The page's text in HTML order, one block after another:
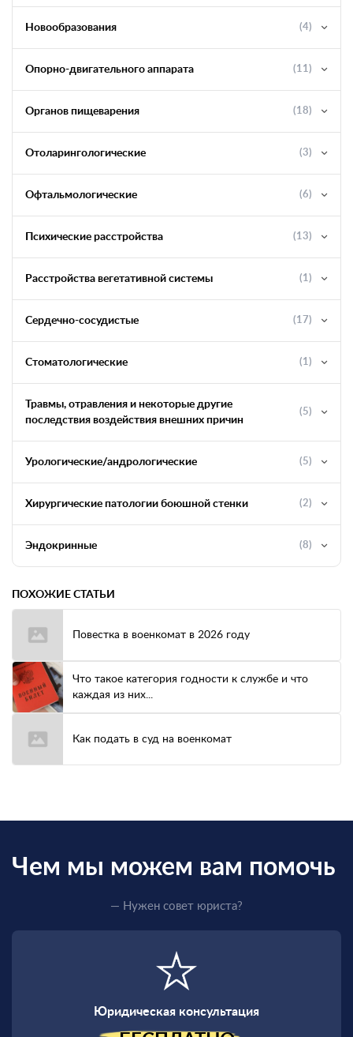
Новообразования (4)
Опорно-двигательного аппарата (11)
Органов пищеварения (18)
Отоларингологические (3)
Офтальмологические (6)
Психические расстройства (13)
Расстройства вегетативной системы (1)
Сердечно-сосудистые (17)
Стоматологические (1)
Травмы, отравления и некоторые другие
последствия воздействия внешних причин
(5)
Урологические/андрологические (5)
Хирургические патологии боюшной стенки (2)
Эндокринные (8)
ПОХОЖИЕ СТАТЬИ
Повестка в военкомат в 2026 году
Что такое категория годности к службе и что
каждая из них...
Как подать в суд на военкомат
Чем мы можем вам помочь
— Нужен совет юриста?
Юридическая консультация